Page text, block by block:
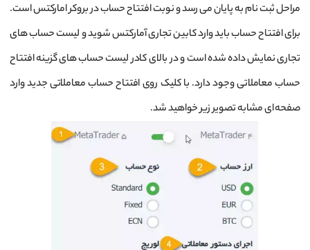
مراحل ثبت نام به پایان می رسد و نوبت افتتاح حساب در بروکر امارکتس است.
برای افتتاح حساب باید وارد کابین تجاری آمارکتس شوید و لیست حساب های
تجاری نمایش داده شده است و در بالای کادر لیست حساب های گزینه افتتاح
حساب معاملاتی وجود دارد. با کلیک روی افتتاح حساب معاملاتی جدید وارد
صفحه ای مشابه تصویر زیر خواهید شد.